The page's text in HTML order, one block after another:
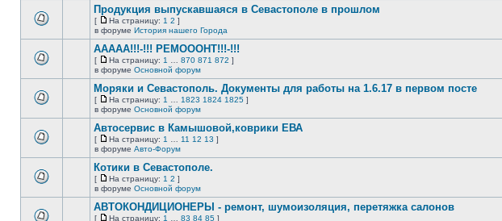
непрочитанных
сообщений.
непрочитанных
сообщений.
этой
непрочитанных
сообщений.
Продукция выпускавшаяся в Севастополе в прошлом
[
На
страницу
На страницу: 1 2 ]
в форуме История нашего Города
этой
непрочитанных
ААААА!!!-!!! РЕМОООНТ!!!-!!!
[
На
страницу
На страницу: 1 870 871 872 ]
в форуме Основной форум
этой
непрочитанных
сообщений.
Моряки и Севастополь. Документы для работы на 1.6.17 в первом посте
[
На
страницу
На страницу: 1 1823 1824 1825 ]
в форуме Основной форум
этой
непрочитанных
Автосервис в Камышовой,коврики ЕВА
[
На
страницу
На страницу: 1 11 12 13 ]
в форуме Авто-Форум
этой
Котики в Севастополе.
[
На
страницу
На страницу: 1 2 ]
в форуме Основной форум
АВТОКОНДИЦИОНЕРЫ - ремонт, шумоизоляция, перетяжка салонов
[
На страницу: 1 83 84 85 ]